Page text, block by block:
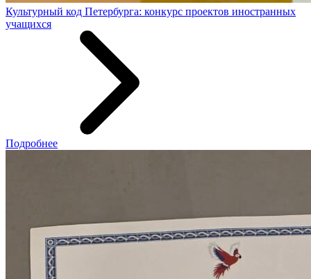
Культурный код Петербурга: конкурс проектов иностранных
учащихся
Подробнее